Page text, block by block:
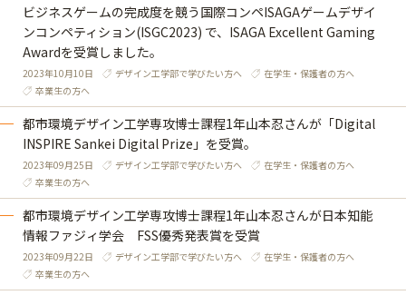
ビジネスゲームの完成度を競う国際コンペISAGAゲームデザイ
ンコンペティション(ISGC2023) で、ISAGA Excellent Gaming
Awardを受賞しました。
2023年10月10日 デザイン工学部で学びたい方へ
在学生・保護者の方へ
卒業生の方へ
都市環境デザイン工学専攻博士課程1年山本忍さんが「Digital
INSPIRE Sankei Digital Prize」を受賞。
2023年09月25日 デザイン工学部で学びたい方へ
在学生・保護者の方へ
卒業生の方へ
都市環境デザイン工学専攻博士課程1年山本忍さんが日本知能
情報ファジィ学会 FSS優秀発表賞を受賞
2023年09月22日 デザイン工学部で学びたい方へ
在学生・保護者の方へ
卒業生の方へ